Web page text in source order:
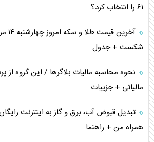
۶۱ را انتخاب کرد؟
شکست + جدول
نحوه محاسبه مالیات بلاگر‌ها / این گروه از
مالیاتی + جزییات
تبدیل قبوض آب، برق و گاز به اینترنت
همراه من + راهنما